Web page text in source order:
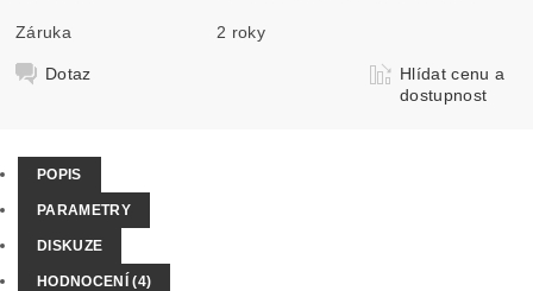
Záruka 2 roky
Dotaz
Hlídat cenu a
dostupnost
POPIS
PARAMETRY
DISKUZE
HODNOCENÍ (4)